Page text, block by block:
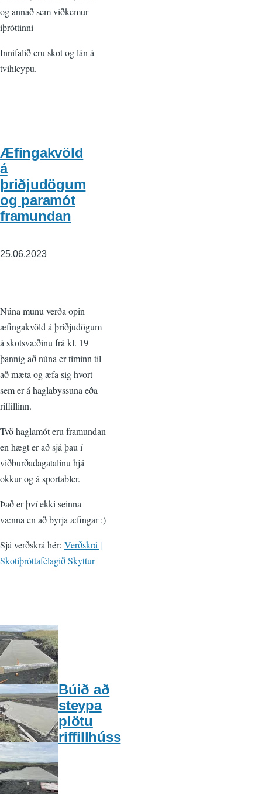
og annað sem viðkemur
íþróttinni
Innifalið eru skot og lán á
tvíhleypu.
Æfingakvöld
á
þriðjudögum
og paramót
framundan
25.06.2023
Núna munu verða opin
æfingakvöld á þriðjudögum
á skotsvæðinu frá kl. 19
þannig að núna er tíminn til
að mæta og æfa sig hvort
sem er á haglabyssuna eða
riffillinn.
Tvö haglamót eru framundan
en hægt er að sjá þau í
viðburðadagatalinu hjá
okkur og á sportabler.
Það er því ekki seinna
vænna en að byrja æfingar :)
Sjá verðskrá hér: Verðskrá |
Skotíþróttafélagið Skyttur
Búið að
steypa
plötu
riffillhúss